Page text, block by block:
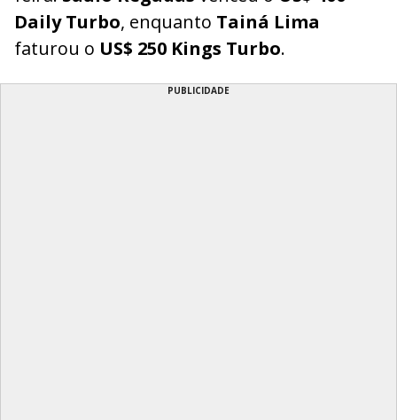
Daily Turbo, enquanto Tainá Lima
faturou o US$ 250 Kings Turbo.
PUBLICIDADE